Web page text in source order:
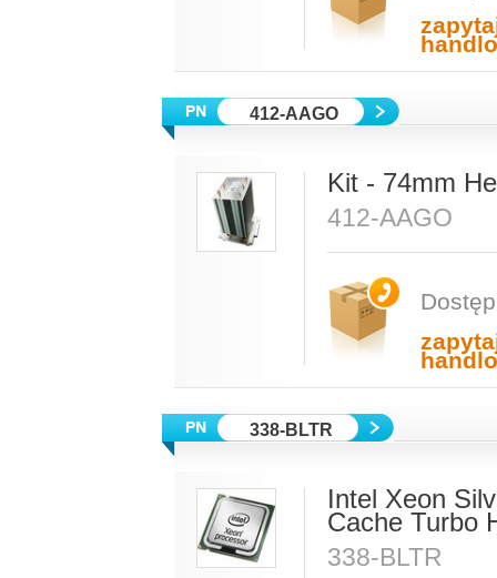
412-AAGO
Kit - 74mm
412-AAGO
338-BLTR
Intel Xeon
Cache Turbo
338-BLTR